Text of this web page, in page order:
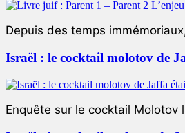
Depuis des temps
Israël : le cocktail molotov de
Enquête sur le cocktail